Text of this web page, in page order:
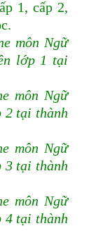
1, cấp 2,
môn Ngữ
lớp 1 tại
môn Ngữ
2 tại thành
môn Ngữ
3 tại thành
môn Ngữ
4 tại thành